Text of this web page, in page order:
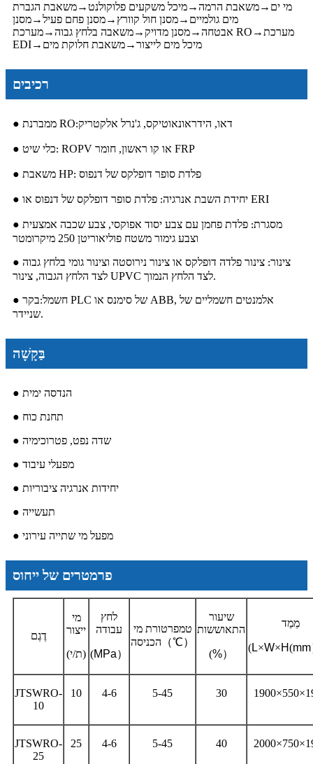
מי ים →משאבת הרמה→מיכל משקעים פלוקולנט→משאבת הגברת
מים גולמיים →מסנן חול קוורץ →מסנן פחם פעיל→מסנן
אבטחה→מסנן מדויק →משאבה בלחץ גבוה→ מערכת RO →מערכת
EDI→ מיכל מים לייצור→משאבת חלוקת מים
רכיבים
● ממברנת RO:דאו, הידראונאוטיקס, ג'נרל אלקטריק
● כלי שיט: ROPV או קו ראשון, חומר FRP
● משאבת HP: פלדת סופר דופלקס של דנפוס
● יחידת השבת אנרגיה: פלדת סופר דופלקס של דנפוס או ERI
● מסגרת: פלדת פחמן עם צבע יסוד אפוקסי, צבע שכבה אמצעית
וצבע גימור משטח פוליאוריטן 250 מיקרומטר
● צינור: צינור פלדה דופלקס או צינור נירוסטה וצינור גומי בלחץ גבוה
לצד הלחץ הגבוה, צינור UPVC לצד הלחץ הנמוך.
● חשמל:בקר PLC של סימנס או ABB, אלמנטים חשמליים של
שניידר.
בַּקָשָׁה
● הנדסה ימית
● תחנת כוח
● שדה נפט, פטרוכימיה
● מפעלי עיבוד
● יחידות אנרגיה ציבוריות
● תעשייה
● מפעל מי שתייה עירוני
פרמטרים של ייחוס
דֶגֶם
מי
ייצור
(ת/י)
לחץ
עבודה
(MPa）
טמפרטורת מי
הכניסה （℃）
שיעור
התאוששות
(%）
מֵמַד
(L×W×H(mm
JTSWRO-
10
10 4-6 5-45 30
JTSWRO-
25
25 4-6 5-45 40